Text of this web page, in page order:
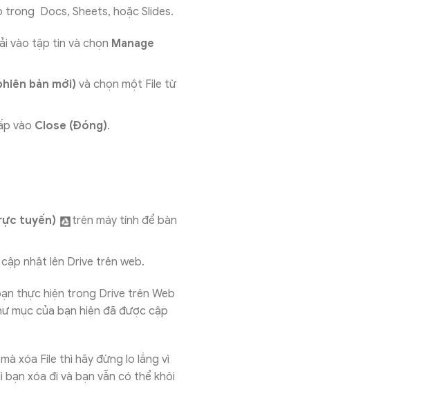
Docs, Sheets, hoặc Slides.
vào tập tin và chọn Manage
bản mới) và chọn một File từ
vào Close (Đóng).
tuyến)
trên máy tính để bàn
nhật lên Drive trên web.
thực hiện trong Drive trên Web
mục của bạn hiện đã được cập
xóa File thì hãy đừng lo lắng vì
xóa đi và bạn vẫn có thể khôi